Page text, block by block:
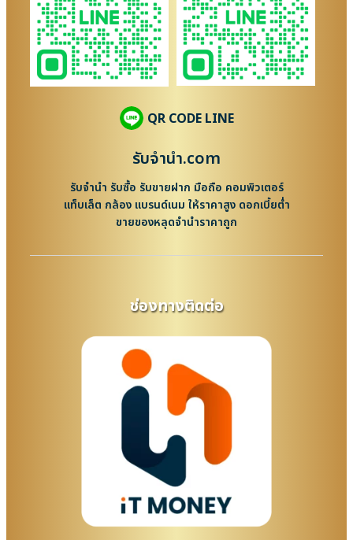
QR CODE LINE
รับจํานํา.com
รับจำนำ รับซื้อ รับขายฝาก มือถือ คอมพิวเตอร์
แท็บเล็ต กล้อง แบรนด์เนม ให้ราคาสูง ดอกเบี้ยต่ำ
ขายของหลุดจำนำราคาถูก
ช่องทางติดต่อ